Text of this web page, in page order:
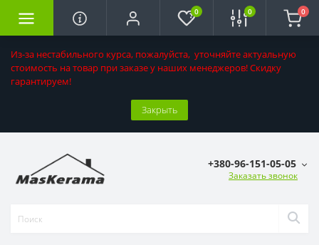
Из-за нестабильного курса, пожалуйста, уточняйте актуальную
стоимость на товар при заказе у наших менеджеров! Скидку
гарантируем!
Закрыть
0 0 0
+380-96-151-05-05
Заказать звонок